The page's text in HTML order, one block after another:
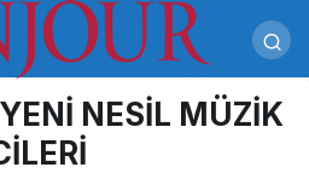
NESİL MÜZİK